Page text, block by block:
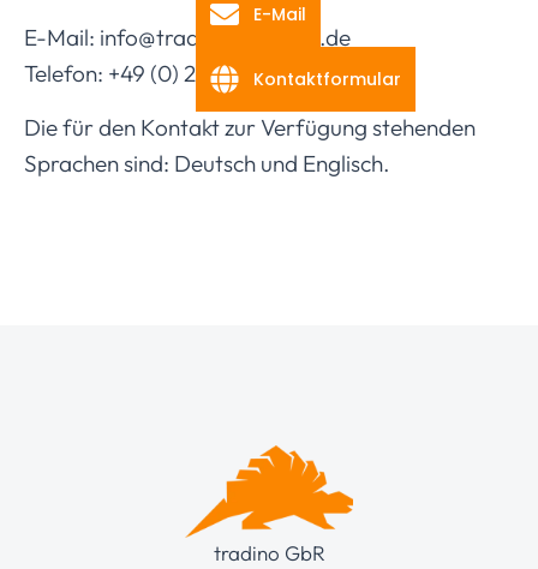
E-Mail: info@tradino-agentur.de
Telefon: +49 (0) 2837 – 66 91 681
Die für den Kontakt zur Verfügung stehenden
Sprachen sind: Deutsch und Englisch.
tradino GbR
E-Mail
Kontaktformular